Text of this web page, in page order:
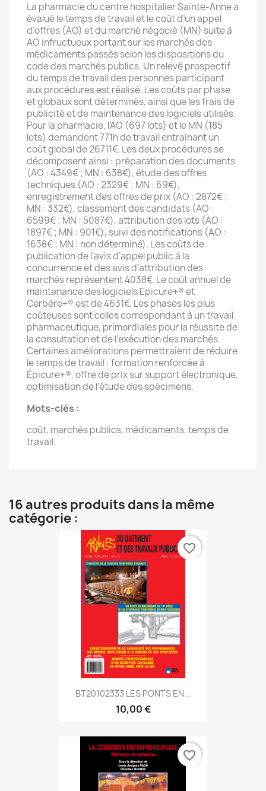
La pharmacie du centre hospitalier Sainte-Anne a
évalué le temps de travail et le coût d’un appel
d’offres (AO) et du marché négocié (MN) suite à
AO infructueux portant sur les marchés des
médicaments passés selon les dispositions du
code des marchés publics. Un relevé prospectif
du temps de travail des personnes participant
aux procédures est réalisé. Les coûts par phase
et globaux sont déterminés, ainsi que les frais de
publicité et de maintenance des logiciels utilisés.
Pour la pharmacie, l’AO (697 lots) et le MN (185
lots) demandent 771h de travail entraînant un
coût global de 26711€. Les deux procédures se
décomposent ainsi : préparation des documents
(AO : 4349€ ; MN : 638€), étude des offres
techniques (AO : 2329€ ; MN : 69€),
enregistrement des offres de prix (AO : 2872€ ;
MN : 332€), classement des candidats (AO :
6599€ ; MN : 5087€), attribution des lots (AO :
1897€ ; MN : 901€), suivi des notifications (AO :
1638€ ; MN : non déterminé). Les coûts de
publication de l’avis d’appel public à la
concurrence et des avis d’attribution des
marchés représentent 4038€. Le coût annuel de
maintenance des logiciels Epicure+® et
Cerbère+® est de 4631€. Les phases les plus
coûteuses sont celles correspondant à un travail
pharmaceutique, primordiales pour la réussite de
la consultation et de l’exécution des marchés.
Certaines améliorations permettraient de réduire
le temps de travail : formation renforcée à
Épicure+®, offre de prix sur support électronique,
optimisation de l’étude des spécimens.
Mots-clés :
coût, marchés publics, médicaments, temps de
travail.
16 autres produits dans la même
catégorie :
BT20102333 LES PONTS EN...
10,00 €
favorite_border
favorite_border